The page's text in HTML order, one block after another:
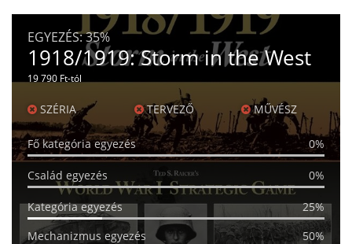
EGYEZÉS:35%
1918/1919: Storm in the West
19 790 Ft-tól
SZÉRIA TERVEZŐ MŰVÉSZ
Fő kategória egyezés 0%
Család egyezés 0%
Kategória egyezés
25%
Mechanizmus egyezés
50%